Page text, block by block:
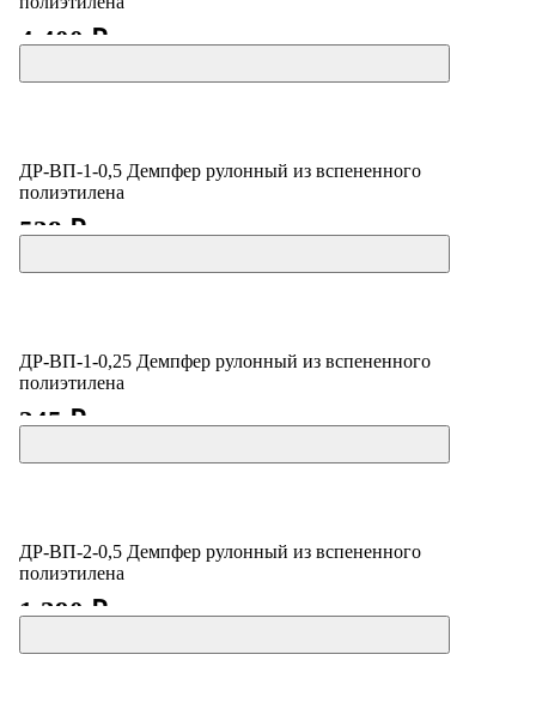
4 400 ₽
ДР-ВП-1-0,5 Демпфер рулонный из вспененного
полиэтилена
538 ₽
ДР-ВП-1-0,25 Демпфер рулонный из вспененного
полиэтилена
345 ₽
ДР-ВП-2-0,5 Демпфер рулонный из вспененного
полиэтилена
1 390 ₽